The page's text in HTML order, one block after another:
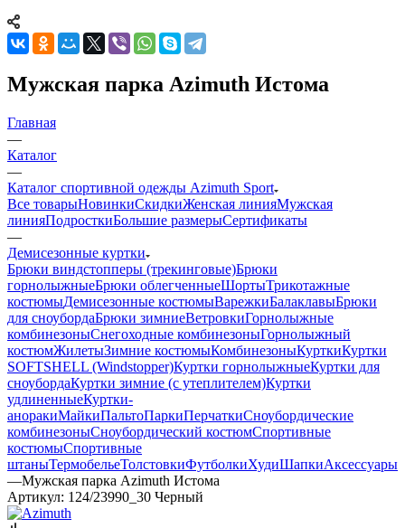
Мужская парка Azimuth Истома
Главная
—
Каталог
—
Каталог спортивной одежды Azimuth Sport
Все товарыНовинкиСкидкиЖенская линияМужская
линияПодросткиБольшие размерыСертификаты
—
Демисезонные куртки
Брюки виндстопперы (трекинговые)Брюки
горнолыжныеБрюки облегченныеШортыТрикотажные
костюмыДемисезонные костюмыВарежкиБалаклавыБрюки
для сноубордаБрюки зимниеВетровкиГорнолыжные
комбинезоныСнегоходные комбинезоныГорнолыжный
костюмЖилетыЗимние костюмыКомбинезоныКурткиКуртки
SOFTSHELL (Windstopper)Куртки горнолыжныеКуртки для
сноубордаКуртки зимние (с утеплителем)Куртки
удлиненныеКуртки-
аноракиМайкиПальтоПаркиПерчаткиСноубордические
комбинезоныСноубордический костюмСпортивные
костюмыСпортивные
штаныТермобельеТолстовкиФутболкиХудиШапкиАксессуары
—Мужская парка Azimuth Истома
Артикул: 124/23990_30 Черный